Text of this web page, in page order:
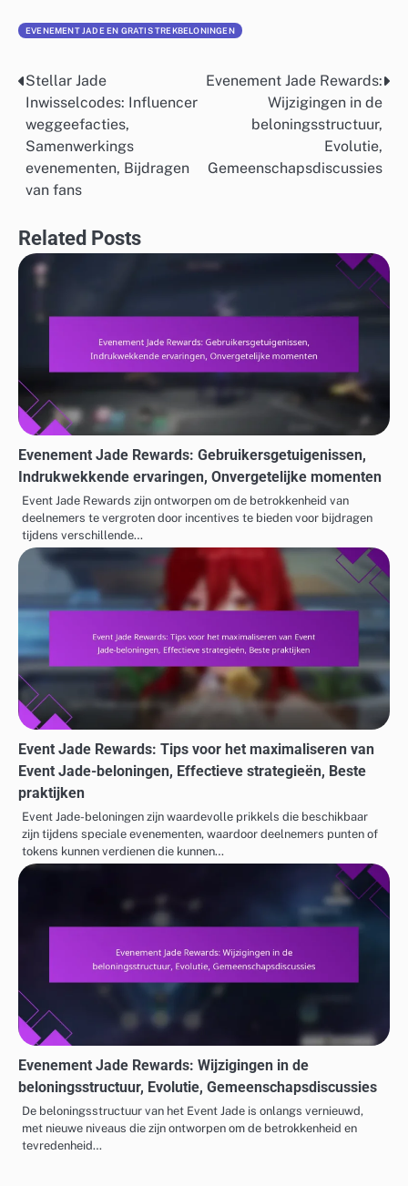
EVENEMENT JADE EN GRATIS TREKBELONINGEN
Post
navigation
Stellar Jade
Inwisselcodes: Influencer
weggeefacties,
Samenwerkings
evenementen, Bijdragen
van fans
Evenement Jade Rewards:
Wijzigingen in de
beloningsstructuur,
Evolutie,
Gemeenschapsdiscussies
Related Posts
Evenement Jade Rewards: Gebruikersgetuigenissen,
Indrukwekkende ervaringen, Onvergetelijke momenten
Event Jade Rewards zijn ontworpen om de betrokkenheid van
deelnemers te vergroten door incentives te bieden voor bijdragen
tijdens verschillende…
Event Jade Rewards: Tips voor het maximaliseren van
Event Jade-beloningen, Effectieve strategieën, Beste
praktijken
Event Jade-beloningen zijn waardevolle prikkels die beschikbaar
zijn tijdens speciale evenementen, waardoor deelnemers punten of
tokens kunnen verdienen die kunnen…
Evenement Jade Rewards: Wijzigingen in de
beloningsstructuur, Evolutie, Gemeenschapsdiscussies
De beloningsstructuur van het Event Jade is onlangs vernieuwd,
met nieuwe niveaus die zijn ontworpen om de betrokkenheid en
tevredenheid…